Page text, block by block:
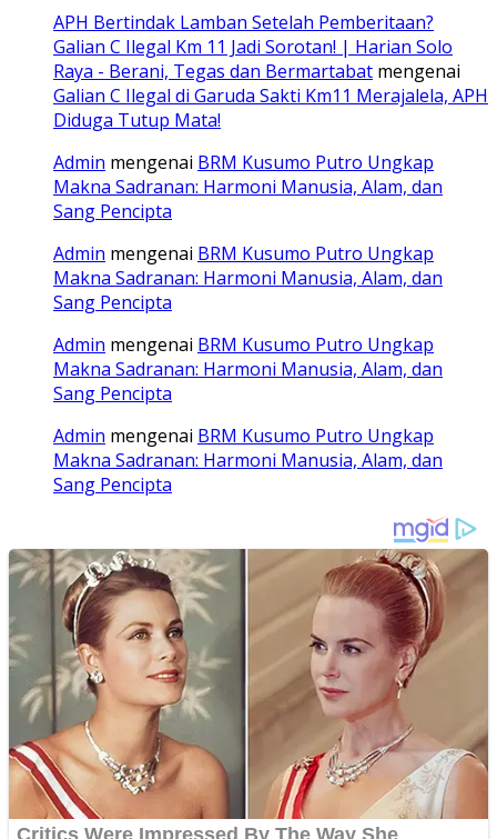
APH Bertindak Lamban Setelah Pemberitaan?
Galian C Ilegal Km 11 Jadi Sorotan! | Harian Solo
Raya - Berani, Tegas dan Bermartabat mengenai
Galian C Ilegal di Garuda Sakti Km11 Merajalela, APH
Diduga Tutup Mata!
Admin mengenai BRM Kusumo Putro Ungkap
Makna Sadranan: Harmoni Manusia, Alam, dan
Sang Pencipta
Admin mengenai BRM Kusumo Putro Ungkap
Makna Sadranan: Harmoni Manusia, Alam, dan
Sang Pencipta
Admin mengenai BRM Kusumo Putro Ungkap
Makna Sadranan: Harmoni Manusia, Alam, dan
Sang Pencipta
Admin mengenai BRM Kusumo Putro Ungkap
Makna Sadranan: Harmoni Manusia, Alam, dan
Sang Pencipta